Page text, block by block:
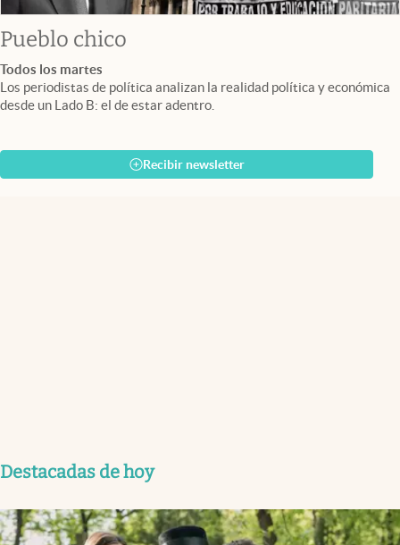
Pueblo chico
Todos los martes
Los periodistas de política analizan la realidad política y económica
desde un Lado B: el de estar adentro.
Recibir newsletter
Destacadas de hoy